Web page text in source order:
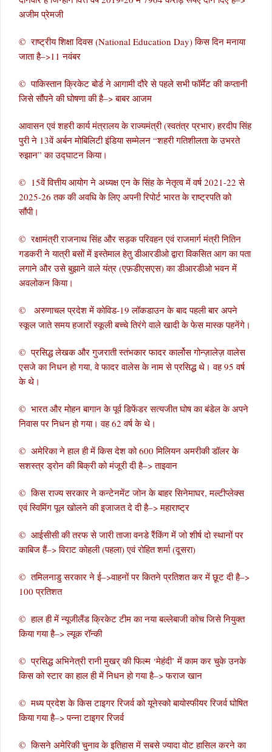
अजीम प्रेमजी
© राष्ट्रीय शिक्षा दिवस (National Education Day) किस दिन मनाया
जाता है–>11 नवंबर
© पाकिस्तान क्रिकेट बोर्ड ने आगामी दौरे से पहले सभी फॉर्मेट की कप्तानी
जिसे सौंपने की घोषणा की है–> बाबर आजम
आवासन एवं शहरी कार्य मंत्रालय के राज्यमंत्री (स्वतंत्र प्रभार) हरदीप सिंह
पुरी ने 13वें अर्बन मोबिलिटी इंडिया सम्मेलन “शहरी गतिशीलता के उभरते
रुझान” का उद्घाटन किया।
© 15वें वित्तीय आयोग ने अध्यक्ष एन के सिंह के नेतृत्व में वर्ष 2021-22 से
2025-26 तक की अवधि के लिए अपनी रिपोर्ट भारत के राष्ट्रपति को
सौंपी।
© रक्षामंत्री राजनाथ सिंह और सड़क परिवहन एवं राजमार्ग मंत्री नितिन
गडकरी ने यात्री बसों में इस्तेमाल हेतु डीआरडीओ द्वारा विकसित आग का पता
लगाने और उसे बुझाने वाले यंत्र (एफ़डीएसएस) का डीआरडीओ भवन में
अवलोकन किया।
© अरुणाचल प्रदेश में कोविड-19 लॉकडाउन के बाद पहली बार अपने
स्कूल जाते समय हजारों स्कूली बच्चे तिरंगे वाले खादी के फेस मास्क पहनेंगे।
© प्रसिद्ध लेखक और गुजराती स्‍तंभकार फादर कार्लोस गोन्‍ज़ालेज़ वालेस
एसजे का निधन हो गया, वे फादर वालेस के नाम से प्रसिद्ध थे। वह 95 वर्ष
के थे।
© भारत और मोहन बागान के पूर्व डिफेंडर सत्यजीत घोष का बंडेल के अपने
निवास पर निधन हो गया। वह 62 वर्ष के थे।
© अमेरिका ने हाल ही में किस देश को 600 मिलियन अमरीकी डॉलर के
सशस्त्र ड्रोन की बिक्री को मंजूरी दी है–> ताइवान
© किस राज्य सरकार ने कन्टेनमेंट जोन के बाहर सिनेमाघर, मल्टीप्लेक्स
एवं स्विमिंग पूल खोलने की इजाजत दे दी है–> महाराष्ट्र
© आईसीसी की तरफ से जारी ताजा वनडे रैंकिंग में जो शीर्ष दो स्थानों पर
काबिज हैं–> विराट कोहली (पहला) एवं रोहित शर्मा (दूसरा)
© तमिलनाडु सरकार ने ई–>वाहनों पर कितने प्रतिशत कर में छूट दी है–>
100 प्रतिशत
© हाल ही में न्यूजीलैंड क्रिकेट टीम का नया बल्लेबाजी कोच जिसे नियुक्त
किया गया है–> ल्यूक रॉन्की
© प्रसिद्ध अभिनेत्री रानी मुखर् की फिल्म ‘मेहंदी’ में काम कर चुके उनके
किस को स्टार का हाल ही में निधन हो गया है–> फराज खान
© मध्य प्रदेश के किस टाइगर रिजर्व को यूनेस्को बायोस्फीयर रिजर्व घोषित
किया गया है–> पन्ना टाइगर रिजर्व
© किसने अमेरिकी चुनाव के इतिहास में सबसे ज्यादा वोट हासिल करने का